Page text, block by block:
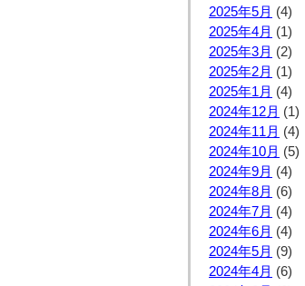
2025年5月 (4)
2025年4月 (1)
2025年3月 (2)
2025年2月 (1)
2025年1月 (4)
2024年12月 (1)
2024年11月 (4)
2024年10月 (5)
2024年9月 (4)
2024年8月 (6)
2024年7月 (4)
2024年6月 (4)
2024年5月 (9)
2024年4月 (6)